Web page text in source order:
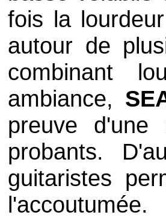
fois la
autour de
combinant
ambiance,
preuve
probants.
guitaristes
l'accoutumée.